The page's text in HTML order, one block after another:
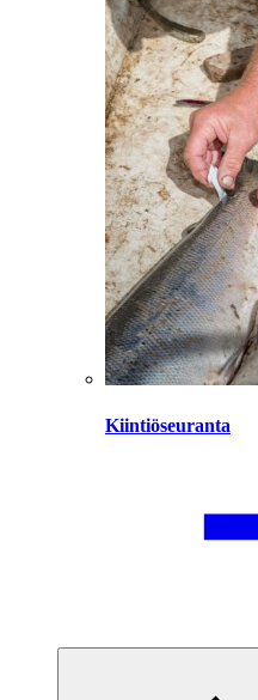
Kiintiöseuranta